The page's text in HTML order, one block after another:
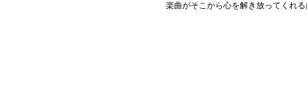
楽曲がそこから心を解き放ってくれ